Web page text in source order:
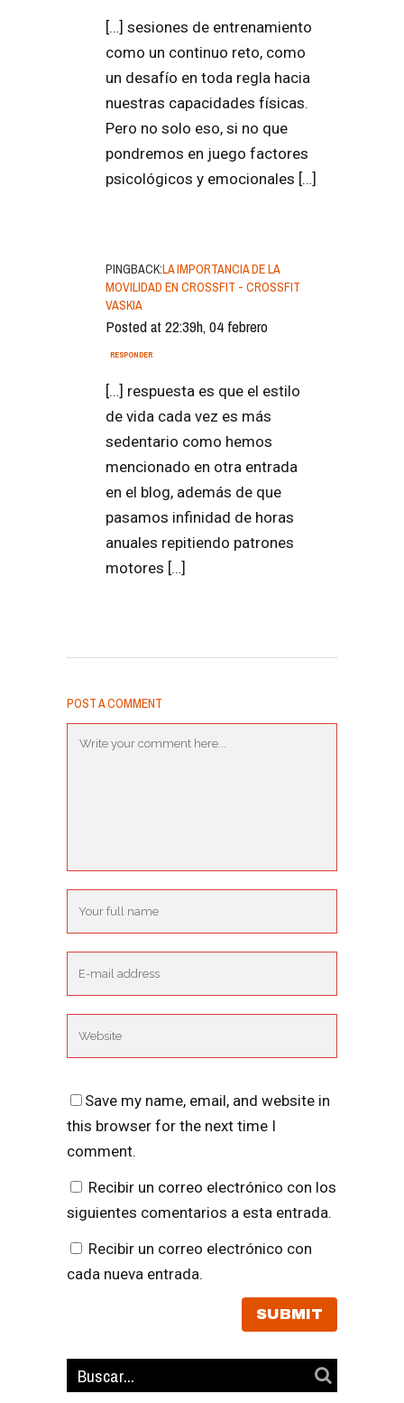
[…] sesiones de entrenamiento
como un continuo reto, como
un desafío en toda regla hacia
nuestras capacidades físicas.
Pero no solo eso, si no que
pondremos en juego factores
psicológicos y emocionales […]
PINGBACK:LA IMPORTANCIA DE LA
MOVILIDAD EN CROSSFIT - CROSSFIT
VASKIA
Posted at 22:39h, 04 febrero
RESPONDER
[…] respuesta es que el estilo
de vida cada vez es más
sedentario como hemos
mencionado en otra entrada
en el blog, además de que
pasamos infinidad de horas
anuales repitiendo patrones
motores […]
POST A COMMENT
Save my name, email, and website in
this browser for the next time I
comment.
Recibir un correo electrónico con los
siguientes comentarios a esta entrada.
Recibir un correo electrónico con
cada nueva entrada.